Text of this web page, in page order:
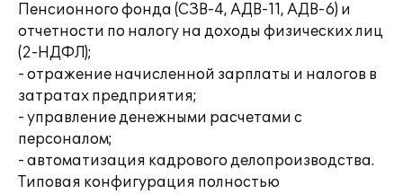
Пенсионного фонда (СЗВ-4, АДВ-11, АДВ-6) и
отчетности по налогу на доходы физических лиц
(2-НДФЛ);
- отражение начисленной зарплаты и налогов в
затратах предприятия;
- управление денежными расчетами с
персоналом;
- автоматизация кадрового делопроизводства.
Типовая конфигурация полностью